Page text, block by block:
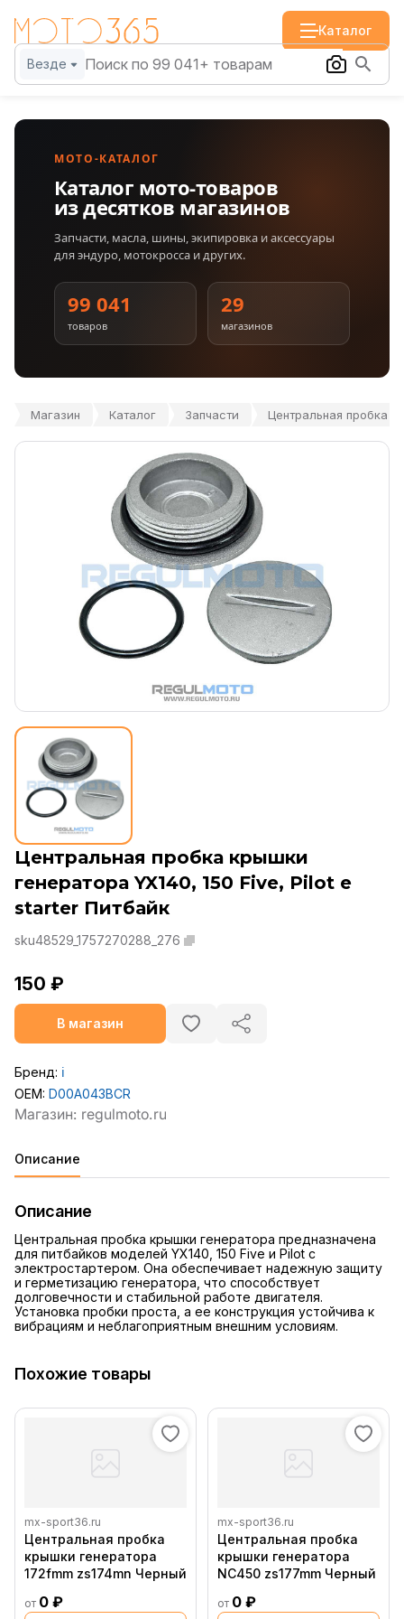
Каталог
Везде
МОТО-КАТАЛОГ
Каталог мото-товаров
из десятков магазинов
Запчасти, масла, шины, экипировка и аксессуары
для эндуро, мотокросса и других.
99 041
товаров
29
магазинов
Магазин Каталог Запчасти Центральная пробка
Центральная пробка крышки
генератора YX140, 150 Five, Pilot e
starter Питбайк
sku48529_1757270288_276
150 ₽
В магазин
Бренд: ℹ️
OEM: D00A043BCR
Описание
Описание
Центральная пробка крышки генератора предназначена
для питбайков моделей YX140, 150 Five и Pilot с
электростартером. Она обеспечивает надежную защиту
и герметизацию генератора, что способствует
долговечности и стабильной работе двигателя.
Установка пробки проста, а ее конструкция устойчива к
вибрациям и неблагоприятным внешним условиям.
Похожие товары
mx-sport36.ru
Центральная пробка
крышки генератора
172fmm zs174mn Черный
от 0 ₽
mx-sport36.ru
Центральная пробка
крышки генератора
NC450 zs177mm Черный
от 0 ₽